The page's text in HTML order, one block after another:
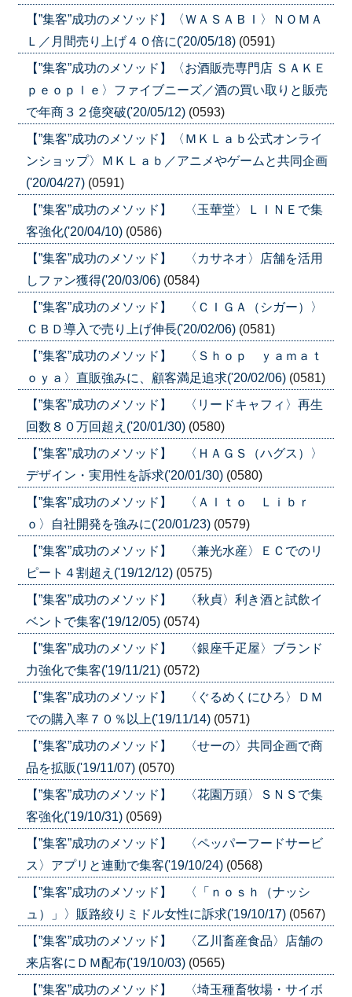
【”集客”成功のメソッド】〈ＷＡＳＡＢＩ〉ＮＯＭＡ
Ｌ／月間売り上げ４０倍に('20/05/18) (0591)
【”集客”成功のメソッド】〈お酒販売専門店 ＳＡＫＥ
ｐｅｏｐｌｅ〉ファイブニーズ／酒の買い取りと販売
で年商３２億突破('20/05/12) (0593)
【”集客”成功のメソッド】〈ＭＫＬａｂ公式オンライ
ンショップ〉ＭＫＬａｂ／アニメやゲームと共同企画
('20/04/27) (0591)
【”集客”成功のメソッド】 〈玉華堂〉ＬＩＮＥで集
客強化('20/04/10) (0586)
【”集客”成功のメソッド】 〈カサネオ〉店舗を活用
しファン獲得('20/03/06) (0584)
【”集客”成功のメソッド】 〈ＣＩＧＡ（シガー）〉
ＣＢＤ導入で売り上げ伸長('20/02/06) (0581)
【”集客”成功のメソッド】 〈Ｓｈｏｐ ｙａｍａｔ
ｏｙａ〉直販強みに、顧客満足追求('20/02/06) (0581)
【”集客”成功のメソッド】 〈リードキャフィ〉再生
回数８０万回超え('20/01/30) (0580)
【”集客”成功のメソッド】 〈ＨＡＧＳ（ハグス）〉
デザイン・実用性を訴求('20/01/30) (0580)
【”集客”成功のメソッド】 〈Ａｌｔｏ Ｌｉｂｒ
ｏ〉自社開発を強みに('20/01/23) (0579)
【”集客”成功のメソッド】 〈兼光水産〉ＥＣでのリ
ピート４割超え('19/12/12) (0575)
【”集客”成功のメソッド】 〈秋貞〉利き酒と試飲イ
ベントで集客('19/12/05) (0574)
【”集客”成功のメソッド】 〈銀座千疋屋〉ブランド
力強化で集客('19/11/21) (0572)
【”集客”成功のメソッド】 〈ぐるめくにひろ〉ＤＭ
での購入率７０％以上('19/11/14) (0571)
【”集客”成功のメソッド】 〈せーの〉共同企画で商
品を拡販('19/11/07) (0570)
【”集客”成功のメソッド】 〈花園万頭〉ＳＮＳで集
客強化('19/10/31) (0569)
【”集客”成功のメソッド】 〈ペッパーフードサービ
ス〉アプリと連動で集客('19/10/24) (0568)
【”集客”成功のメソッド】 〈「ｎｏｓｈ（ナッシ
ュ）」〉販路絞りミドル女性に訴求('19/10/17) (0567)
【”集客”成功のメソッド】 〈乙川畜産食品〉店舗の
来店客にＤＭ配布('19/10/03) (0565)
【”集客”成功のメソッド】 〈埼玉種畜牧場・サイボ